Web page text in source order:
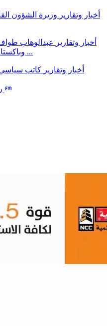
أخبار وتقارير وزيرة الشؤون
أخبار وتقارير
عبدالوهاب
وباكستان وتركيا مكسب عربي واستراتيجي ...
أخبار وتقارير كاتب